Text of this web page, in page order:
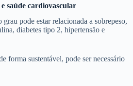
saúde cardiovascular
pode estar relacionada a sobrepeso,
diabetes tipo 2, hipertensão e
forma sustentável, pode ser necessário